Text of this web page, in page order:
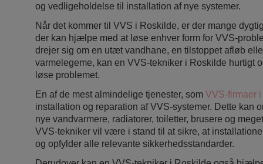
og vedligeholdelse til installation af nye systemer.
Når det kommer til VVS i Roskilde, er der mange
der kan hjælpe med at løse enhver form for VVS-
drejer sig om en utæt vandhane, en tilstoppet afløb
varmelegeme, kan en VVS-tekniker i Roskilde hurtigt
løse problemet.
En af de mest almindelige tjenester, som VVS-firmaer
installation og reparation af VVS-systemer. Dette kan
nye vandvarmere, radiatorer, toiletter, brusere og
VVS-tekniker vil være i stand til at sikre, at
og opfylder alle relevante sikkerhedsstandarder.